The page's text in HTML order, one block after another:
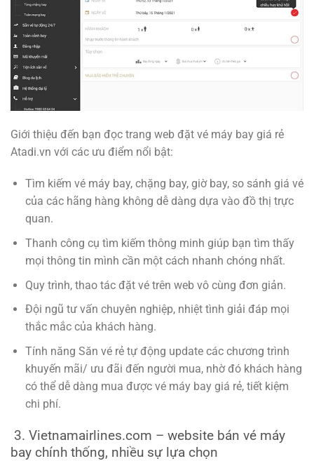
Giới thiệu đến bạn đọc trang web đặt vé máy bay giá rẻ
Atadi.vn với các ưu điểm nổi bật:
Tìm kiếm vé máy bay, chặng bay, giờ bay, so sánh giá vé
của các hãng hàng không dễ dàng dựa vào đồ thị trực
quan.
Thanh công cụ tìm kiếm thông minh giúp bạn tìm thấy
mọi thông tin mình cần một cách nhanh chóng nhất.
Quy trình, thao tác đặt vé trên web vô cùng đơn giản.
Đội ngũ tư vấn chuyên nghiệp, nhiệt tình giải đáp mọi
thắc mắc của khách hàng.
Tính năng Săn vé rẻ tự động update các chương trình
khuyến mãi/ ưu đãi đến người mua, nhờ đó khách hàng
có thể dễ dàng mua được vé máy bay giá rẻ, tiết kiệm
chi phí.
3. Vietnamairlines.com – website bán vé máy
bay chính thống, nhiều sự lựa chọn